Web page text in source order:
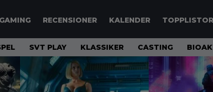
GAMING RECENSIONER KALENDER TOPPLISTOR
SVT PLAY KLASSIKER CASTING